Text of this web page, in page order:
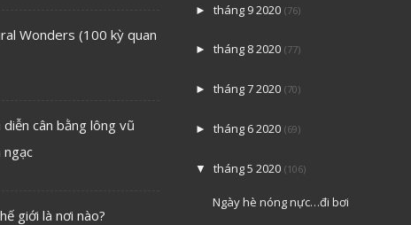
Wonders (100 kỳ quan
cân bằng lông vũ
ngạc
giới là nơi nào?
► tháng 9 2020 (76)
► tháng 8 2020 (77)
► tháng 7 2020 (70)
► tháng 6 2020 (69)
▼ tháng 5 2020 (106)
Ngày hè nóng nực…đi bơi